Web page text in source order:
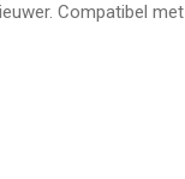
Compatibel